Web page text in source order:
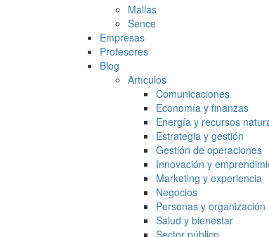
Mallas
Sence
Empresas
Profesores
Blog
Artículos
Comunicaciones
Economía y finanzas
Energía y recursos
Estrategia y gestión
Gestión de operaciones
Innovación y
Marketing y experiencia
Negocios
Personas y organización
Salud y bienestar